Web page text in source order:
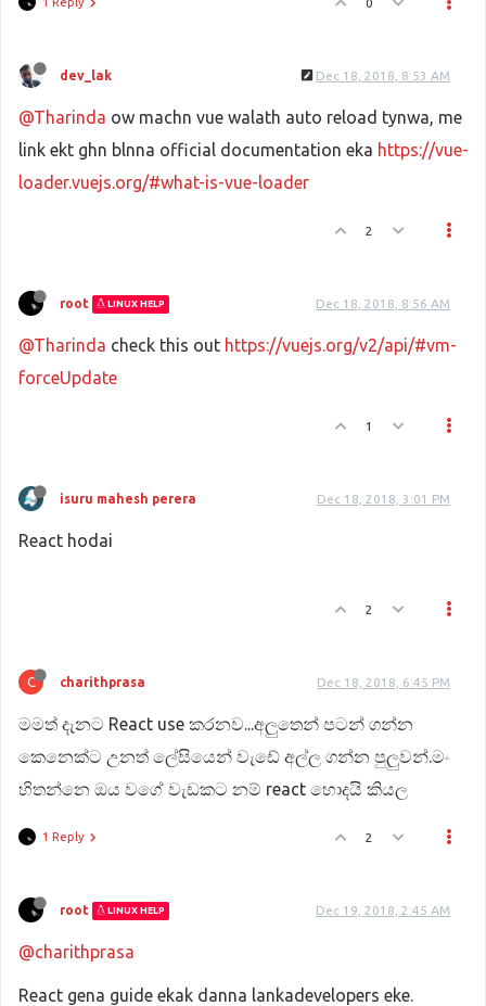
dev_lak Dec 18, 2018, 8:53 AM
@Tharinda ow machn vue walath auto reload tynwa, me
link ekt ghn blnna official documentation eka https://vue-
loader.vuejs.org/#what-is-vue-loader
2
root LINUX HELP Dec 18, 2018, 8:56 AM
@Tharinda check this out https://vuejs.org/v2/api/#vm-
forceUpdate
1
isuru mahesh perera Dec 18, 2018, 3:01 PM
React hodai
2
C charithprasa Dec 18, 2018, 6:45 PM
මමත් දැනට React use කරනව...අලුතෙන් පටන් ගන්න
කෙනෙක්ට උනත් ලේසියෙන් වැඩේ අල්ල ගන්න පුලුවන්.මං
හිතන්නෙ ඔය වගේ වැඩකට නම් react හොදයි කියල
1 Reply 2
root LINUX HELP Dec 19, 2018, 2:45 AM
@charithprasa
React gena guide ekak danna lankadevelopers eke.